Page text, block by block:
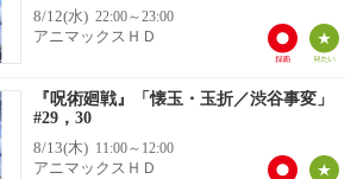
8/12(水) 22:00～23:00
アニマックスＨＤ
『呪術廻戦』「懐玉・玉折／渋谷事変」
#29，30
8/13(木) 11:00～12:00
アニマックスＨＤ